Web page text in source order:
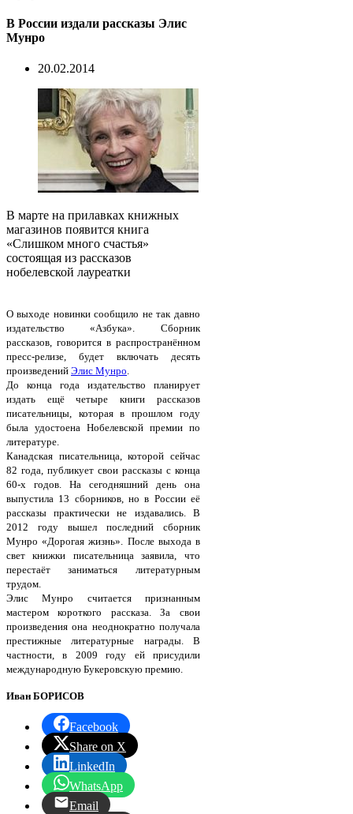
В России издали рассказы Элис
Мунро
20.02.2014
В марте на прилавках книжных
магазинов появится книга
«Слишком много счастья»
состоящая из рассказов
нобелевской лауреатки
О выходе новинки сообщило не так давно
издательство «Азбука». Сборник
рассказов, говорится в распространённом
пресс-релизе, будет включать десять
произведений Элис Мунро
До конца года издательство планирует
издать ещё четыре книги рассказов
писательницы, которая в прошлом году
была удостоена Нобелевской премии по
литературе.
Канадская писательница, которой сейчас
82 года, публикует свои рассказы с конца
60-х годов. На сегодняшний день она
выпустила 13 сборников, но в России её
рассказы практически не издавались. В
2012 году вышел последний сборник
Мунро «Дорогая жизнь». После выхода в
свет книжки писательница заявила, что
перестаёт заниматься литературным
трудом.
Элис Мунро считается признанным
мастером короткого рассказа. За свои
произведения она неоднократно получала
престижные литературные награды. В
частности, в 2009 году ей присудили
международную Букеровскую премию.
Иван БОРИСОВ
Facebook
Share on X
LinkedIn
WhatsApp
Email